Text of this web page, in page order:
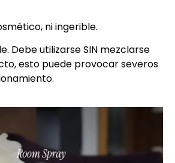
ni ingerible.
Debe utilizarse SIN mezclarse
esto puede provocar severos